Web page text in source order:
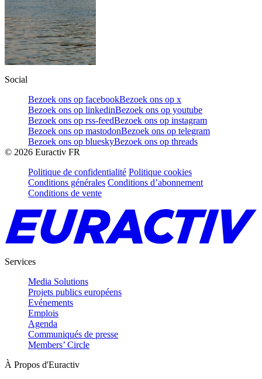
Social
Bezoek ons op facebookBezoek ons op x
Bezoek ons op linkedinBezoek ons op youtube
Bezoek ons op rss-feedBezoek ons op instagram
Bezoek ons op mastodonBezoek ons op telegram
Bezoek ons op blueskyBezoek ons op threads
© 2026 Euractiv FR
Politique de confidentialité Politique cookies
Conditions générales Conditions d’abonnement
Conditions de vente
Services
Media Solutions
Projets publics européens
Evénements
Emplois
Agenda
Communiqués de presse
Members’ Circle
À Propos d'Euractiv